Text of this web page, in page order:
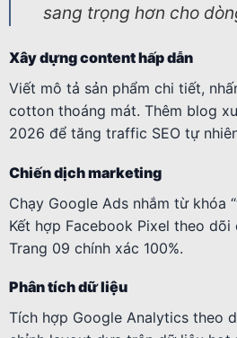
sang trọng hơn cho
Xây dựng content hấp dẫn
Viết mô tả sản phẩm chi tiết,
cotton thoáng mát. Thêm blog
2026 để tăng traffic SEO tự
Chiến dịch marketing
Chạy Google Ads nhắm từ khóa
Kết hợp Facebook Pixel theo
Trang 09 chính xác 100%.
Phân tích dữ liệu
Tích hợp Google Analytics theo